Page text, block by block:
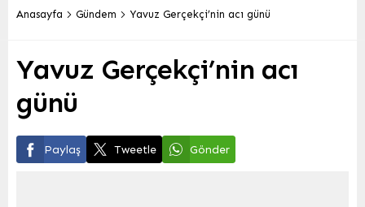
Anasayfa Gündem Yavuz Gerçekçi’nin acı günü
Yavuz Gerçekçi’nin acı
günü
Paylaş Tweetle Gönder